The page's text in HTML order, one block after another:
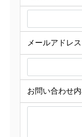
メールアドレス
お問い合わせ